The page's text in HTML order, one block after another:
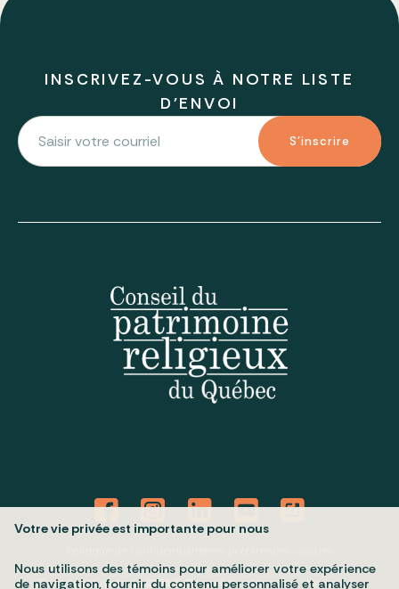
INSCRIVEZ-VOUS À NOTRE LISTE
D'ENVOI
S'inscrire
Tous droits réservés 2026 © Conseil du patrimoine religieux du
Votre vie privée est importante pour nous
Nous utilisons des témoins pour améliorer votre expérience
de navigation, fournir du contenu personnalisé et analyser